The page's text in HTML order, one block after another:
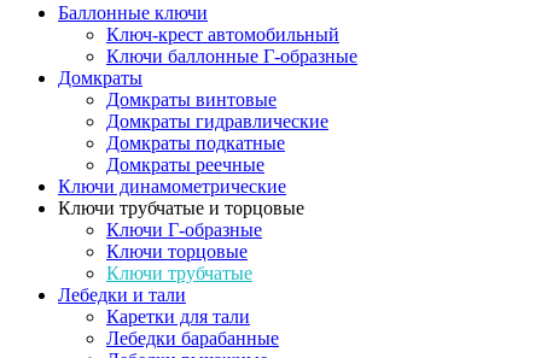
Баллонные ключи
Ключ-крест автомобильный
Ключи баллонные Г-образные
Домкраты
Домкраты винтовые
Домкраты гидравлические
Домкраты подкатные
Домкраты реечные
Ключи динамометрические
Ключи трубчатые и торцовые
Ключи Г-образные
Ключи торцовые
Ключи трубчатые
Лебедки и тали
Каретки для тали
Лебедки барабанные